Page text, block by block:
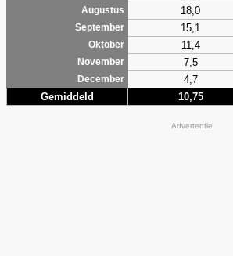
Augustus
18,0
September
15,1
Oktober
11,4
November
7,5
December
4,7
Gemiddeld 10,75
Advertentie